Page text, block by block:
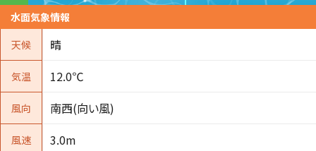
水面気象情報
天候
晴
気温 12.0℃
風向 南西(向い風)
風速 3.0m